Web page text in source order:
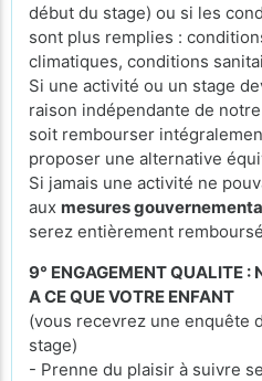
début du stage) ou si les
sont plus remplies :
climatiques, conditions
Si une activité ou un stage
raison indépendante de notre
soit rembourser
proposer une alternative
Si jamais une activité ne
aux mesures
serez entièrement
9° ENGAGEMENT QUALITE :
A CE QUE VOTRE ENFANT
(vous recevrez une enquête
stage)
- Prenne du plaisir à suivre